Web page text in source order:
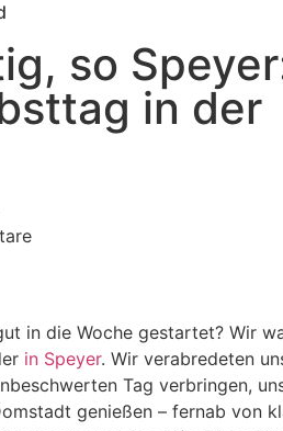
so
in der
in die Woche gestartet? Wir
in Speyer. Wir verabredeten
Tag verbringen,
genießen – fernab von